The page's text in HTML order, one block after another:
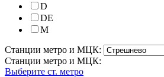
D
DE
M
Станции метро и МЦК:
Станции метро и МЦК:
Выберите ст. метро